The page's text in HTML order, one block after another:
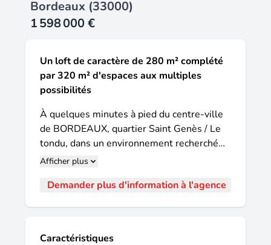
Bordeaux (33000)
1 598 000 €
Un loft de caractère de 280 m² complété
par 320 m² d'espaces aux multiples
possibilités
À quelques minutes à pied du centre-ville
de BORDEAUX, quartier Saint Genès / Le
tondu, dans un environnement recherché
pour sa proximité des écoles, des
commodités, découvrez un ensemble
Derrière une élégante façade en pierre, ce
Afficher plus
Demander plus d'information à l'agence
Caractéristiques